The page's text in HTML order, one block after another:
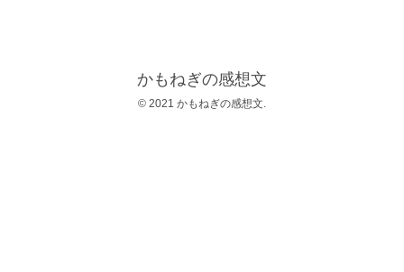
かもねぎの感想文
© 2021 かもねぎの感想文.